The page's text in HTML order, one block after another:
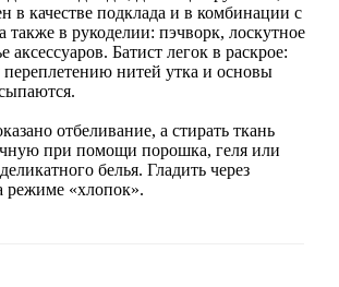
в качестве подклада и в комбинации с
также в рукоделии: пэчворк, лоскутное
аксессуаров. Батист легок в раскрое:
переплетению нитей утка и основы
отбеливание, а стирать ткань
при помощи порошка, геля или
белья. Гладить через
«хлопок».